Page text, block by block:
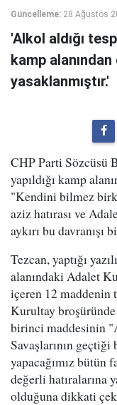
Güncelleme: 28 Ağustos
'Alkol aldığı
kamp
yasaklanmıştır.'
CHP Parti Sözcüsü
yapıldığı kamp
"Kendini bilmez
aziz hatırası ve
aykırı bu davranışı
Tezcan, yaptığı
alanındaki Adalet
içeren 12
Kurultay
birinci maddesinin
Savaşlarının geçtiği
yapacağımız
değerli hatıralarına
olduğuna dikkati